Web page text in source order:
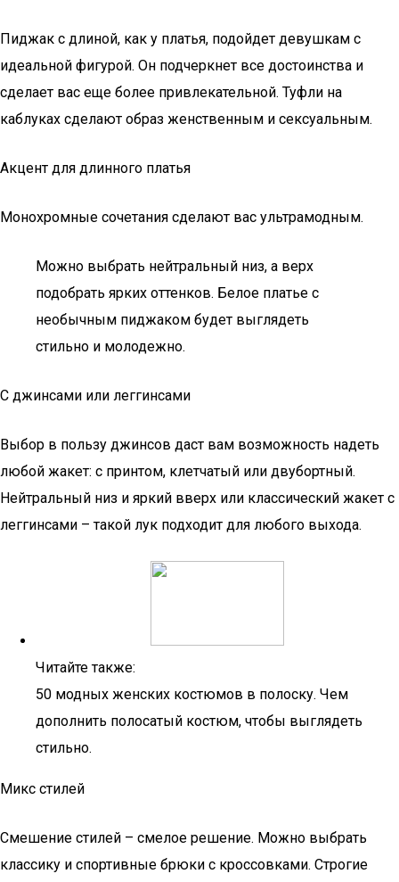
Пиджак с длиной, как у платья, подойдет девушкам с
идеальной фигурой. Он подчеркнет все достоинства и
сделает вас еще более привлекательной. Туфли на
каблуках сделают образ женственным и сексуальным.
Акцент для длинного платья
Монохромные сочетания сделают вас ультрамодным.
Можно выбрать нейтральный низ, а верх
подобрать ярких оттенков. Белое платье с
необычным пиджаком будет выглядеть
стильно и молодежно.
С джинсами или леггинсами
Выбор в пользу джинсов даст вам возможность надеть
любой жакет: с принтом, клетчатый или двубортный.
Нейтральный низ и яркий вверх или классический жакет с
леггинсами – такой лук подходит для любого выхода.
Читайте также:
50 модных женских костюмов в полоску. Чем
дополнить полосатый костюм, чтобы выглядеть
стильно.
Микс стилей
Смешение стилей – смелое решение. Можно выбрать
классику и спортивные брюки с кроссовками. Строгие